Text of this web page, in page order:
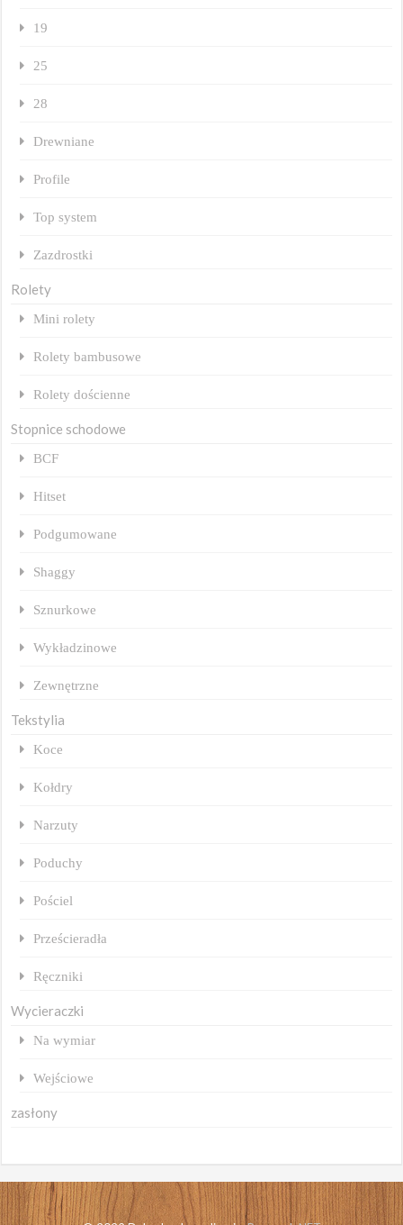
19
25
28
Drewniane
Profile
Top system
Zazdrostki
Rolety
Mini rolety
Rolety bambusowe
Rolety dościenne
Stopnice schodowe
BCF
Hitset
Podgumowane
Shaggy
Sznurkowe
Wykładzinowe
Zewnętrzne
Tekstylia
Koce
Kołdry
Narzuty
Poduchy
Pościel
Prześcieradła
Ręczniki
Wycieraczki
Na wymiar
Wejściowe
zasłony